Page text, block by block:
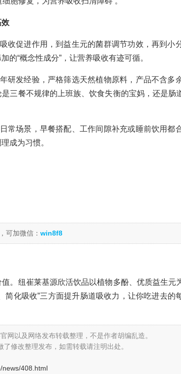
效
收促进作用，到益生元的菌群调节功效，再到小
的“概念性成分”，让营养吸收有迹可循。
研发经验，严格筛选天然植物原料，产品不含多
三餐不规律的上班族、饮食失衡的宝妈，还是肠
常场景，早餐搭配、工作间隙补充或睡前饮用都
成为习惯。
可加微信： win8f8
。纽崔莱基源欣活饮品以植物多酚、优质益生元
简化吸收”三方面提升肠道吸收力，让你吃进去的
网以及网络发布转载整理，不是作者胡编乱造。
了修改整理发布，如需转载请注明出处。
news/408.html